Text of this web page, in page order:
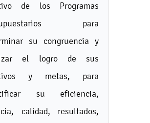
de los Programas
para
su congruencia y
el logro de sus
y metas, para
su eficiencia,
calidad, resultados,